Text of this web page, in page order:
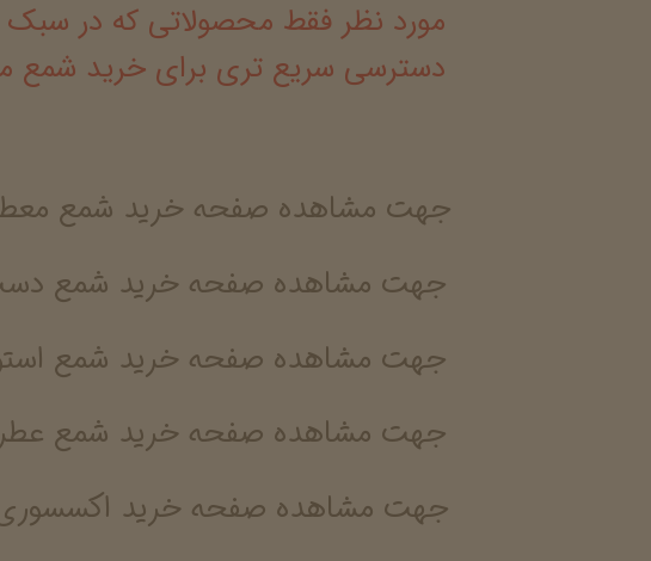
مورد نظر فقط محصولاتی که در سبک
دسترسی سریع تری برای خرید شمع
​جهت مشاهده صفحه خرید شمع معطر
جهت مشاهده صفحه خرید شمع دست
​جهت مشاهده صفحه خرید شمع
​جهت مشاهده صفحه خرید شمع
​جهت مشاهده صفحه خرید